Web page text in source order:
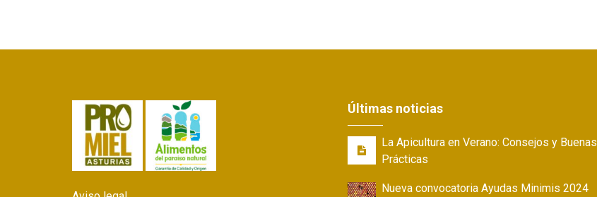
Últimas noticias
La Apicultura en Verano: Consejos y Buenas
Prácticas
Nueva convocatoria Ayudas Minimis 2024